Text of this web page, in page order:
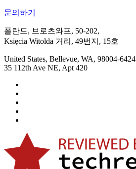
문의하기
폴란드, 브로츠와프, 50-202,
Księcia Witolda 거리, 49번지, 15호
United States, Bellevue, WA, 98004-6424
35 112th Ave NE, Apt 420